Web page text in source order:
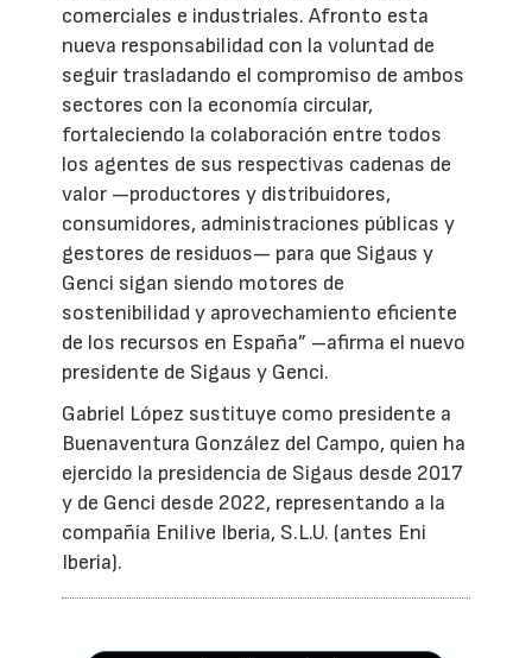
comerciales e industriales. Afronto esta
nueva responsabilidad con la voluntad de
seguir trasladando el compromiso de ambos
sectores con la economía circular,
fortaleciendo la colaboración entre todos
los agentes de sus respectivas cadenas de
valor —productores y distribuidores,
consumidores, administraciones públicas y
gestores de residuos— para que Sigaus y
Genci sigan siendo motores de
sostenibilidad y aprovechamiento eficiente
de los recursos en España” –afirma el nuevo
presidente de Sigaus y Genci.
Gabriel López sustituye como presidente a
Buenaventura González del Campo, quien ha
ejercido la presidencia de Sigaus desde 2017
y de Genci desde 2022, representando a la
compañía Enilive Iberia, S.L.U. (antes Eni
Iberia).